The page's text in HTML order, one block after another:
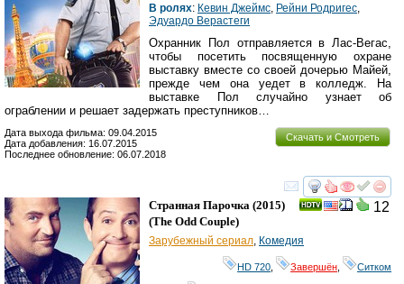
В ролях: Кевин Джеймс, Рейни Родригес,
Эдуардо Верастеги
Охранник Пол отправляется в Лас-Вегас,
чтобы посетить посвященную охране
выставку вместе со своей дочерью Майей,
прежде чем она уедет в колледж. На
выставке Пол случайно узнает об
ограблении и решает задержать преступников…
Скачать и Смотреть
Дата выхода фильма: 09.04.2015
Дата добавления: 16.07.2015
Последнее обновление: 06.07.2018
смотреть
12
Странная Парочка (2015)
(The Odd Couple)
Зарубежный сериал Комедия
HD 720 Завершён Ситком